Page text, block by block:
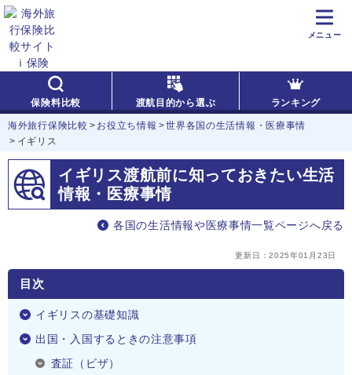
メニュー
保険料比較 渡航目的から選ぶ ランキング
海外旅行保険比較 お役立ち情報
世界各国の生活情報・医療事情
イギリス
イギリス渡航前に知っておきたい生活
情報・医療事情
各国の生活情報や医療事情一覧ページへ戻る
更新日：2025年01月23日
目次
イギリスの基礎知識
出国・入国するときの注意事項
査証（ビザ）